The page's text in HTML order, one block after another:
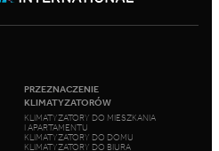
PRZEZNACZENIE
KLIMATYZATORÓW
KLIMATYZATORY DO MIESZKANIA
I APARTAMENTU
KLIMATYZATORY DO DOMU
KLIMATYZATORY DO BIURA